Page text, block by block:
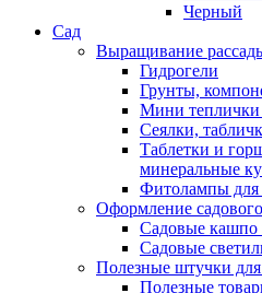
Черный
Сад
Выращивание
Гидрогели
Грунты,
Мини теплички
Сеялки,
Таблетки и
минеральные
Фитолампы для
Оформление садового
Садовые кашпо
Садовые
Полезные штучки для
Полезные